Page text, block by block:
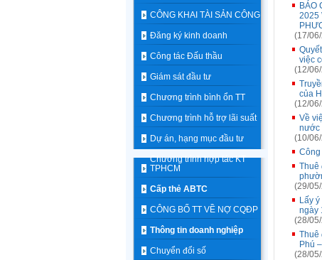
CÔNG KHAI TÀI SẢN CÔNG
Đăng ký kinh doanh
Công tác Đấu thầu
Giám sát đầu tư
Chương trình bình ổn TT
Chương trình hỗ trợ lãi suất
Dự án, hạng mục đầu tư
Chương trình hợp tác KT
TPHCM
Cấp thẻ ABTC
CÔNG BỐ TT VỀ NỢ CQĐP
Thông tin doanh nghiệp
Chuyển đổi số
BÁO
2025
(17/
việc
(12/
của
(12/
Về
nước
(10/
Công
Thuê
(29/
Lấy
ngày
(28/
Thuê
Phú
(28/